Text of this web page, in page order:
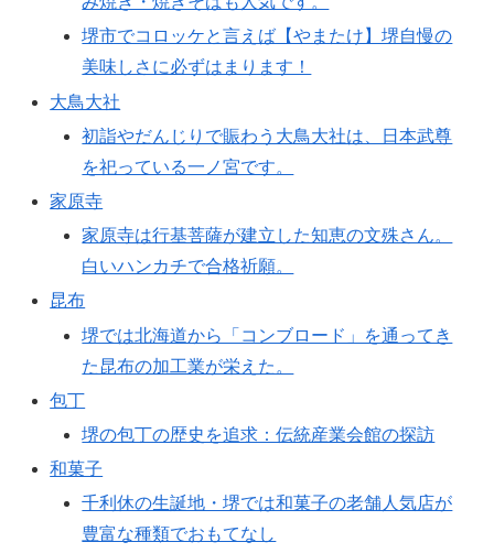
堺市でコロッケと言えば【やまたけ】堺自慢の
美味しさに必ずはまります！
大鳥大社
初詣やだんじりで賑わう大鳥大社は、日本武尊
を祀っている一ノ宮です。
家原寺
家原寺は行基菩薩が建立した知恵の文殊さん。
白いハンカチで合格祈願。
昆布
堺では北海道から「コンブロード」を通ってき
た昆布の加工業が栄えた。
包丁
堺の包丁の歴史を追求：伝統産業会館の探訪
和菓子
千利休の生誕地・堺では和菓子の老舗人気店が
豊富な種類でおもてなし